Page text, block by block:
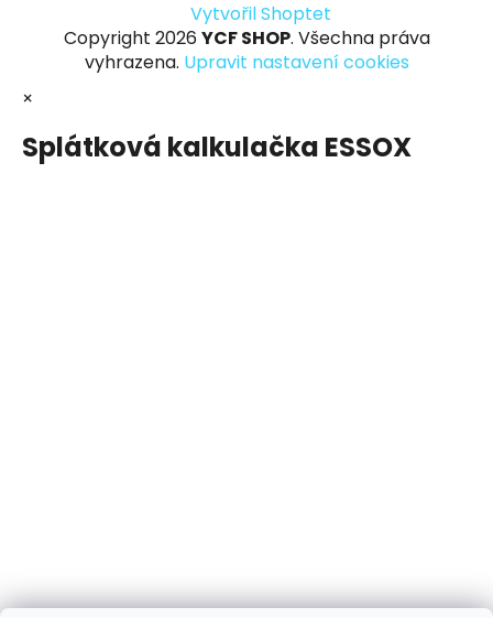
Vytvořil Shoptet
Copyright 2026 YCF SHOP. Všechna práva
vyhrazena. Upravit nastavení cookies
×
Splátková kalkulačka ESSOX